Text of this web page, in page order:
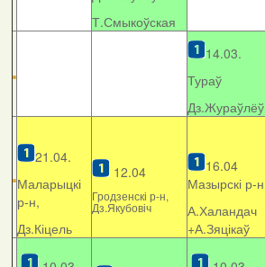
Т.Смыкоўская
14.03.
Тураў
Дз.Жураўлёў
21.04.
Маларыцкі
р-н,
Дз.Кіцель
12.04
Гродзенскі р-н,
Дз.Якубовіч
16.04
Мазырскі р-н
А.Халандач
+А.Зяцікаў